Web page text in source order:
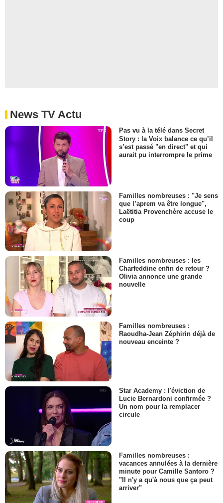
News TV Actu
Pas vu à la télé dans Secret
Story : la Voix balance ce qu’il
s’est passé "en direct" et qui
aurait pu interrompre le prime
Familles nombreuses : "Je sens
que l’aprem va être longue",
Laëtitia Provenchère accuse le
coup
Familles nombreuses : les
Charfeddine enfin de retour ?
Olivia annonce une grande
nouvelle
Familles nombreuses :
Raoudha-Jean Zéphirin déjà de
nouveau enceinte ?
Star Academy : l'éviction de
Lucie Bernardoni confirmée ?
Un nom pour la remplacer
circule
Familles nombreuses :
vacances annulées à la dernière
minute pour Camille Santoro ?
"Il n'y a qu'à nous que ça peut
arriver"